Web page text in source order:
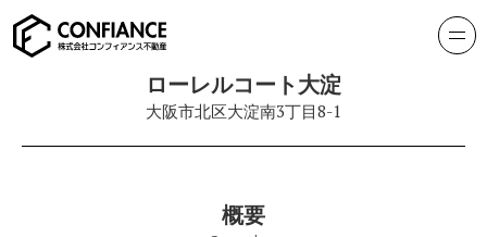
ローレルコート大淀
大阪市北区大淀南3丁目8-1
概要